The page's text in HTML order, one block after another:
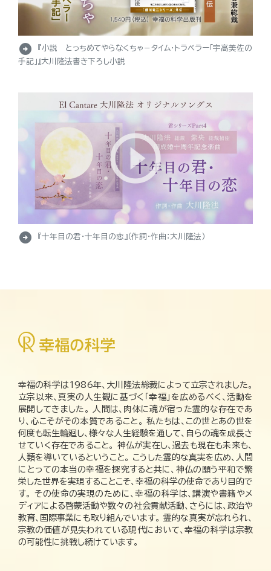
arrow_circle_right
『小説 とっちめてやらなくちゃ－タイム・トラベラー「宇高美佐の
手記」』大川隆法書き下ろし小説
arrow_circle_right 『十年目の君・十年目の恋』（作詞・作曲：大川隆法）
幸福の科学は1986年、大川隆法総裁によって立宗されました。
立宗以来、真実の人生観に基づく「幸福」を広めるべく、活動を
展開してきました。 人間は、肉体に魂が宿った霊的な存在であ
り、心こそがその本質であること。 私たちは、この世とあの世を
何度も転生輪廻し、様々な人生経験を通して、自らの魂を成長さ
せていく存在であること。 神仏が実在し、過去も現在も未来も、
人類を導いているということ。 こうした霊的な真実を広め、人間
にとっての本当の幸福を探究すると共に、神仏の願う平和で繁
栄した世界を実現することこそ、幸福の科学の使命であり目的で
す。 その使命の実現のために、幸福の科学は、講演や書籍やメ
ディアによる啓蒙活動や数々の社会貢献活動、さらには、政治や
教育、国際事業にも取り組んでいます。 霊的な真実が忘れられ、
宗教の価値が見失われている現代において、幸福の科学は宗教
の可能性に挑戦し続けています。